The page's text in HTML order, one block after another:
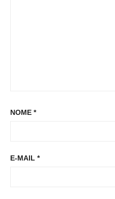
NOME *
E-MAIL *